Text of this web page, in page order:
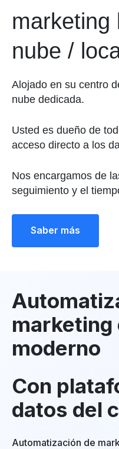
marketing
nube /
Alojado en su centro
nube dedicada.
Usted es dueño de
acceso directo a los
Nos encargamos de
seguimiento y el
Saber más
marketing
moderno
Con
datos del
Automatización de